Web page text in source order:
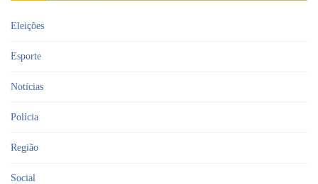
Eleições
Esporte
Notícias
Polícia
Região
Social